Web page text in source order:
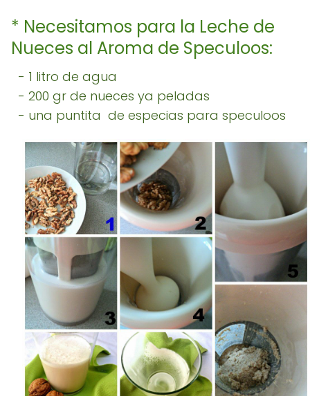
* Necesitamos para la Leche de
Nueces al Aroma de Speculoos:
- 1 litro de agua
- 200 gr de nueces ya peladas
- una puntita de especias para speculoos